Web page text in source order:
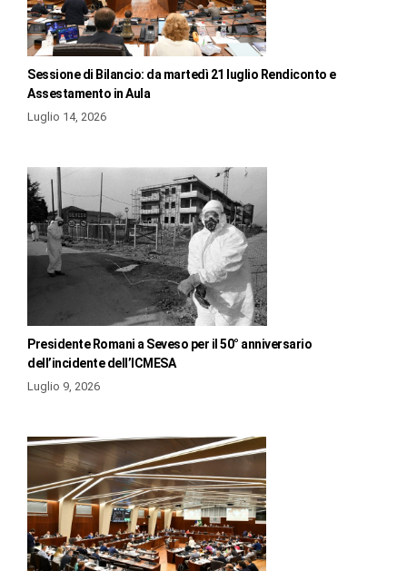
Sessione di Bilancio: da martedì 21 luglio Rendiconto e
Assestamento in Aula
Luglio 14, 2026
Presidente Romani a Seveso per il 50° anniversario
dell’incidente dell’ICMESA
Luglio 9, 2026